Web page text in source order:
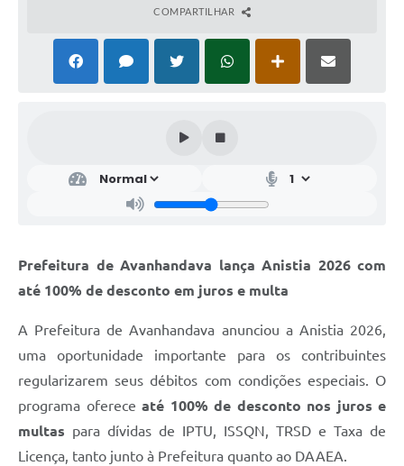
COMPARTILHAR
Prefeitura de Avanhandava lança Anistia 2026 com
até 100% de desconto em juros e multa
A Prefeitura de Avanhandava anunciou a Anistia 2026,
uma oportunidade importante para os contribuintes
regularizarem seus débitos com condições especiais. O
programa oferece até 100% de desconto nos juros e
multas para dívidas de IPTU, ISSQN, TRSD e Taxa de
Licença, tanto junto à Prefeitura quanto ao DAAEA.